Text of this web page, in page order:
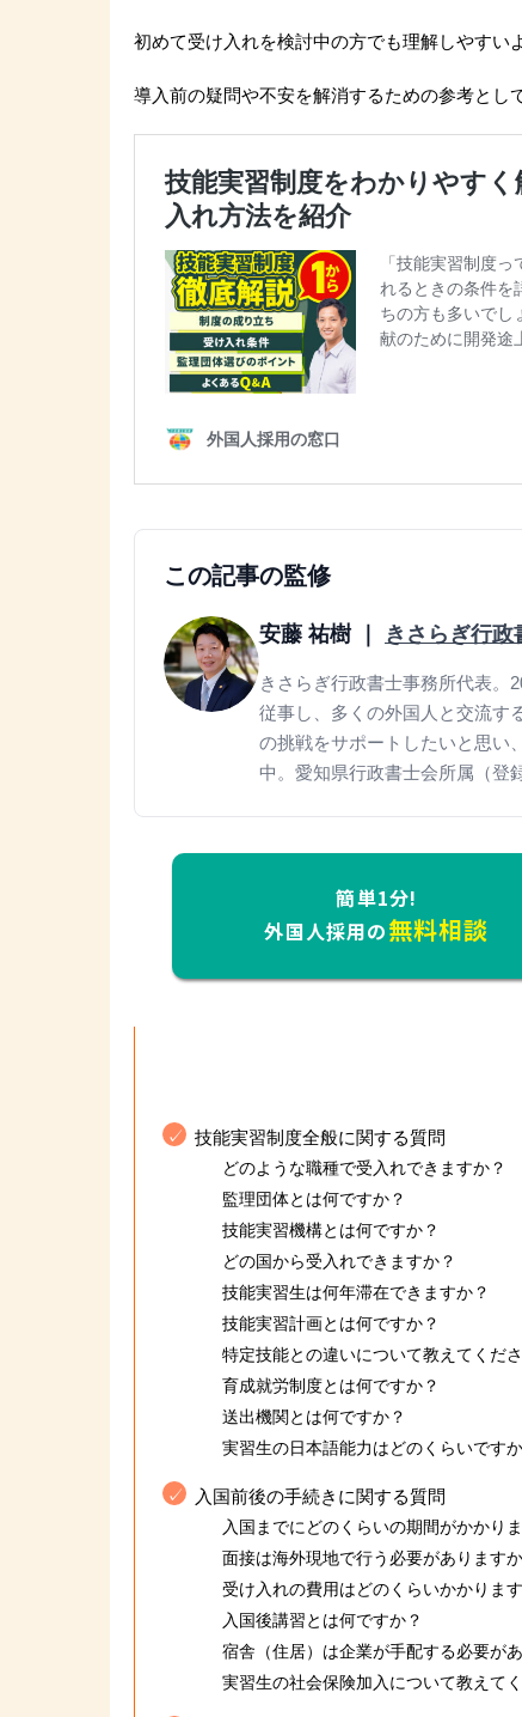
初めて受け入れを検討中の方でも理解しやすい
導入前の疑問や不安を解消するための参考とし
この記事の監修
安藤 祐樹 きさらぎ行政
きさらぎ行政書士事務所代表。
従事し、多くの外国人と交流す
の挑戦をサポートしたいと思い
中。愛知県行政書士会所属（登
簡単1分!
外国人採用の無料相談
技能実習制度全般に関する質問
どのような職種で受入れできますか？
監理団体とは何ですか？
技能実習機構とは何ですか？
どの国から受入れできますか？
技能実習生は何年滞在できますか？
技能実習計画とは何ですか？
特定技能との違いについて教えてくだ
育成就労制度とは何ですか？
送出機関とは何ですか？
実習生の日本語能力はどのくらいです
入国前後の手続きに関する質問
入国までにどのくらいの期間がかかり
面接は海外現地で行う必要があります
受け入れの費用はどのくらいかかりま
入国後講習とは何ですか？
宿舎（住居）は企業が手配する必要が
実習生の社会保険加入について教えてく